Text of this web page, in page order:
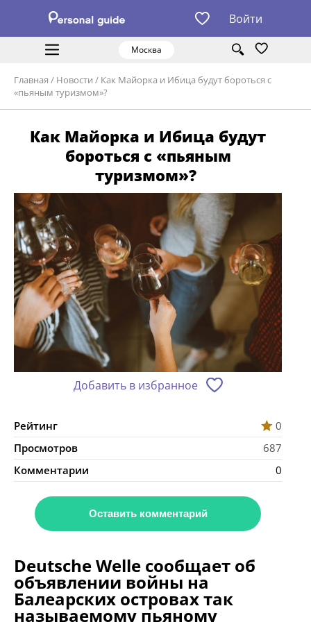
Войти
Москва
Главная / Новости / Как Майорка и Ибица будут бороться с
«пьяным туризмом»?
Как Майорка и Ибица будут
бороться с «пьяным
туризмом»?
Добавить в избранное
Рейтинг
0
Просмотров
687
Комментарии
0
Оставить комментарий
Deutsche Welle сообщает об
объявлении войны на
Балеарских островах так
называемому пьяному